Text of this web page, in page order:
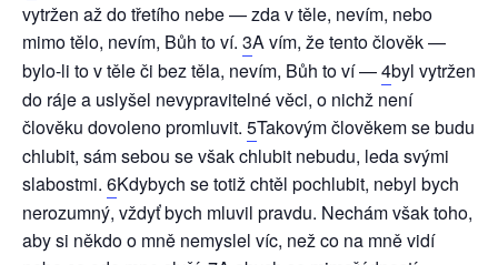
vytržen až do třetího nebe — zda v těle, nevím, nebo
mimo tělo, nevím, Bůh to ví. 3A vím, že tento člověk —
bylo-li to v těle či bez těla, nevím, Bůh to ví —4byl vytržen
do ráje a uslyšel nevypravitelné věci, o nichž není
člověku dovoleno promluvit. 5Takovým člověkem se budu
chlubit, sám sebou se však chlubit nebudu, leda svými
slabostmi. 6Kdybych se totiž chtěl pochlubit, nebyl bych
nerozumný, vždyť bych mluvil pravdu. Nechám však toho,
aby si někdo o mně nemyslel víc, než co na mně vidí